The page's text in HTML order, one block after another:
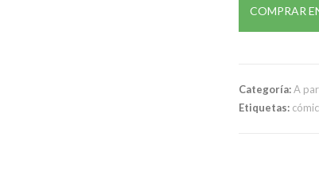
COMPRAR
Categoría:A
Etiquetas: